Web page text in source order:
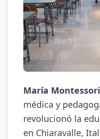
María Montessori
médica y
revolucionó la
en Chiaravalle,